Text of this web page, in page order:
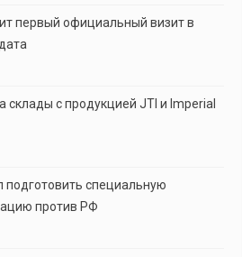
первый официальный визит в
склады с продукцией JTI и Imperial
подготовить специальную
против РФ